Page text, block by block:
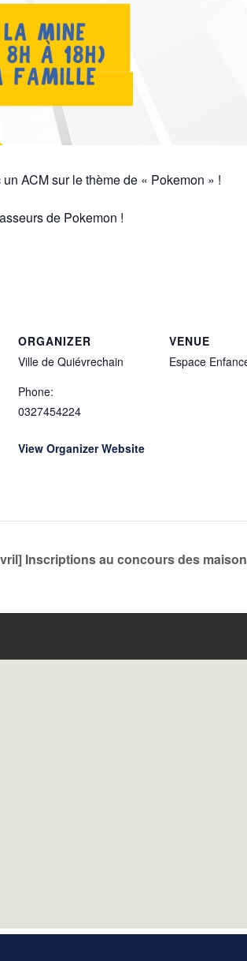
ACM sur le thème de « Pokemon » !
de Pokemon !
ORGANIZER
Ville de Quiévrechain
Phone:
0327454224
View Organizer Website
VENUE
Espace
Inscriptions au concours des